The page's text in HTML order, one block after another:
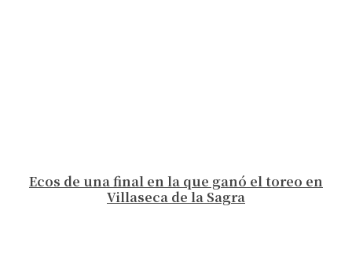
Ecos de una final en la que ganó el toreo en
Villaseca de la Sagra